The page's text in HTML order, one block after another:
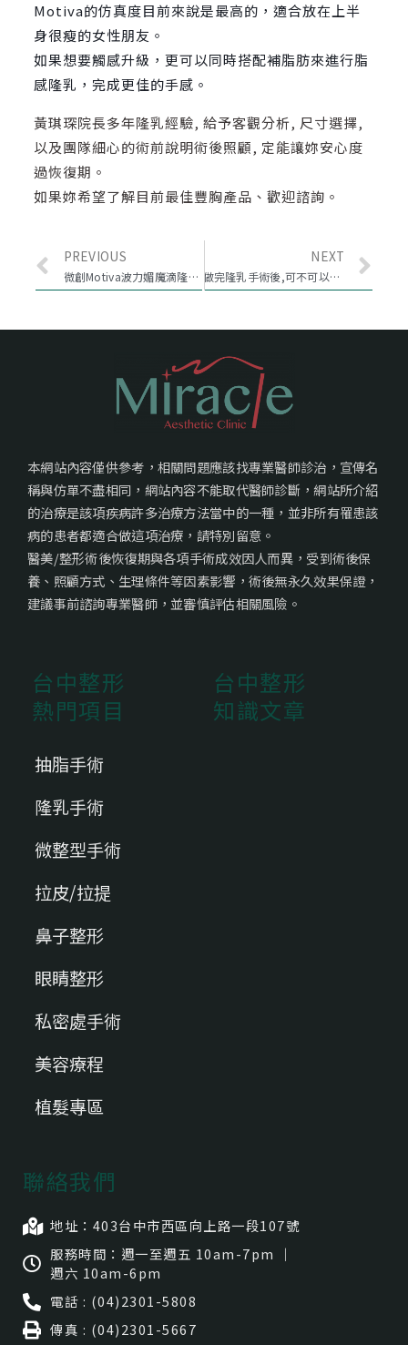
Motiva的仿真度目前來說是最高的，適合放在上半
身很瘦的女性朋友。
如果想要觸感升級，更可以同時搭配補脂肪來進行脂
感隆乳，完成更佳的手感。
黃琪琛院長多年隆乳經驗, 給予客觀分析, 尺寸選擇,
以及團隊細心的術前說明術後照顧, 定能讓妳安心度
過恢復期。
如果妳希望了解目前最佳豐胸產品、歡迎諮詢。
PREVIOUS
微創Motiva波力媚魔滴隆乳，讓妳幾乎找不到傷口的隆乳手術
NEXT
做完隆乳手術後,可不可以接受乳房攝影(Mammography)?
本網站內容僅供參考，相關問題應該找專業醫師診治，宣傳名
稱與仿單不盡相同，網站內容不能取代醫師診斷，網站所介紹
的治療是該項疾病許多治療方法當中的一種，並非所有罹患該
病的患者都適合做這項治療，請特別留意。
醫美/整形術後恢復期與各項手術成效因人而異，受到術後保
養、照顧方式、生理條件等因素影響，術後無永久效果保證，
建議事前諮詢專業醫師，並審慎評估相關風險。
台中整形
熱門項目
抽脂手術
隆乳手術
微整型手術
拉皮/拉提
鼻子整形
眼睛整形
私密處手術
美容療程
植髮專區
台中整形
知識文章
聯絡我們
地址：403台中市⻄區向上路一段107號
服務時間：週一至週五 10am-7pm ｜
週六 10am-6pm
電話 : (04)2301-5808
傳真 : (04)2301-5667